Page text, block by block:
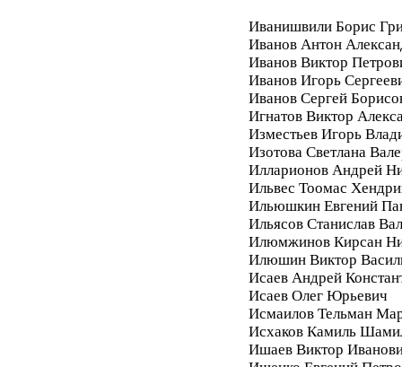
Иванишвили Борис
Иванов Антон
Иванов Виктор
Иванов Игорь
Иванов Сергей
Игнатов Виктор
Изместьев Игорь
Изотова Светлана
Илларионов Андрей
Ильвес Тоомас
Ильюшкин Евгений
Ильясов Станислав
Илюмжинов Кирсан
Илюшин Виктор
Исаев Андрей
Исаев Олег Юрьевич
Исмаилов Тельман
Исхаков Камиль
Ишаев Виктор